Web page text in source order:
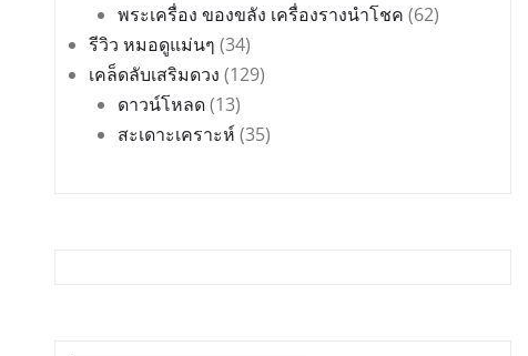
พระเครื่อง ของขลัง เครื่องรางนำโชค (62)
รีวิว หมอดูแม่นๆ (34)
เคล็ดลับเสริมดวง (129)
ดาวน์โหลด(13)
สะเดาะเคราะห์ (35)